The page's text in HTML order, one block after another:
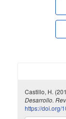
Castillo, H.
Desarrollo.
https://doi.org/